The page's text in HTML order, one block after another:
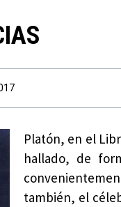
Platón, en el
hallado, de
también, el